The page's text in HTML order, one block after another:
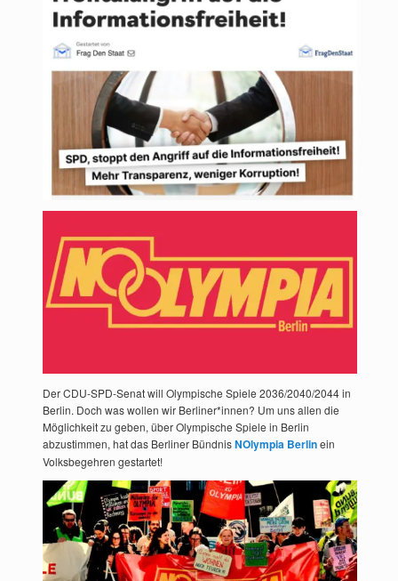
Der CDU-SPD-Senat will Olympische Spiele 2036/2040/2044 in
Berlin. Doch was wollen wir Berliner*innen? Um uns allen die
Möglichkeit zu geben, über Olympische Spiele in Berlin
abzustimmen, hat das Berliner BündnisNOlympia Berlinein
Volksbegehren gestartet!